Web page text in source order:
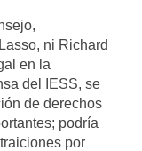
ni Richard
en la
del IESS, se
de derechos
podría
por